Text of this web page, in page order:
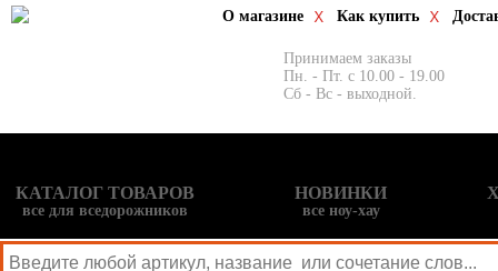
О магазине Как купить
Принимаем заказы
Пн. - Пт. с 10.00 - 19.00
Сб - Вс - выходной.
КАТАЛОГ ТОВАРОВ
все для вседорожников
НОВИНКИ
все ноу-хау